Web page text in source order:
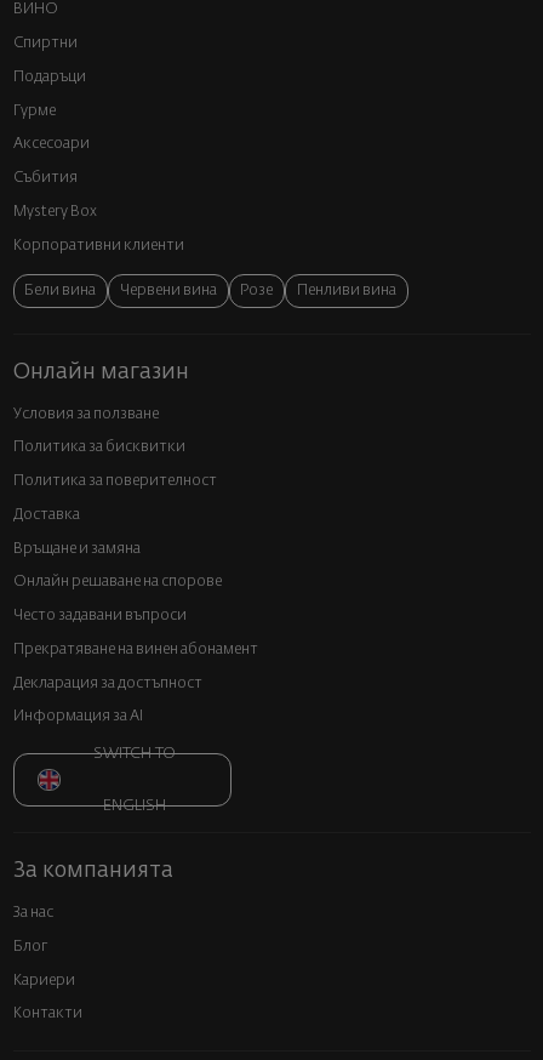
ВИНО
Спиртни
Подаръци
Гурме
Аксесоари
Събития
Mystery Box
Корпоративни клиенти
Бели вина Червени вина Розе Пенливи вина
Онлайн магазин
Условия за ползване
Политика за бисквитки
Политика за поверителност
Доставка
Връщане и замяна
Онлайн решаване на спорове
Често задавани въпроси
Прекратяване на винен абонамент
Декларация за достъпност
Информация за AI
SWITCH TO
ENGLISH
За компанията
За нас
Блог
Кариери
Контакти